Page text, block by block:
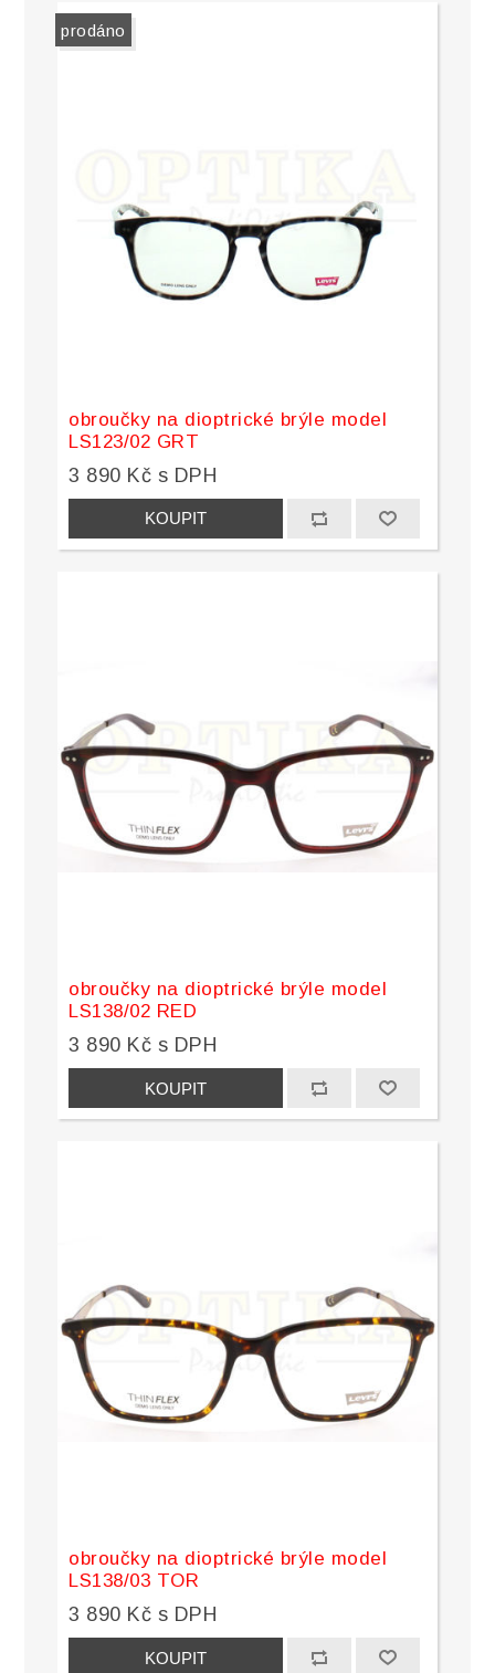
prodáno
obroučky na dioptrické brýle model
LS123/02 GRT
3 890 Kč s DPH
obroučky na dioptrické brýle model
LS138/02 RED
3 890 Kč s DPH
obroučky na dioptrické brýle model
LS138/03 TOR
3 890 Kč s DPH